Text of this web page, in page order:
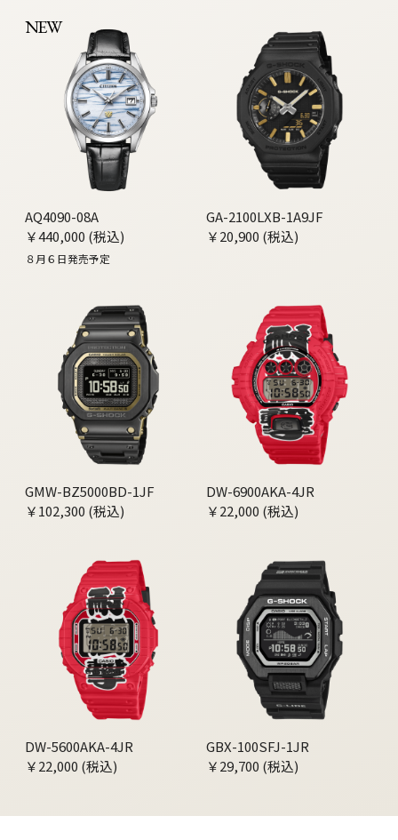
NEW
AQ4090-08A
￥440,000 (税込)
８月６日発売予定
GA-2100LXB-1A9JF
￥20,900 (税込)
GMW-BZ5000BD-1JF
￥102,300 (税込)
DW-6900AKA-4JR
￥22,000 (税込)
DW-5600AKA-4JR
￥22,000 (税込)
GBX-100SFJ-1JR
￥29,700 (税込)